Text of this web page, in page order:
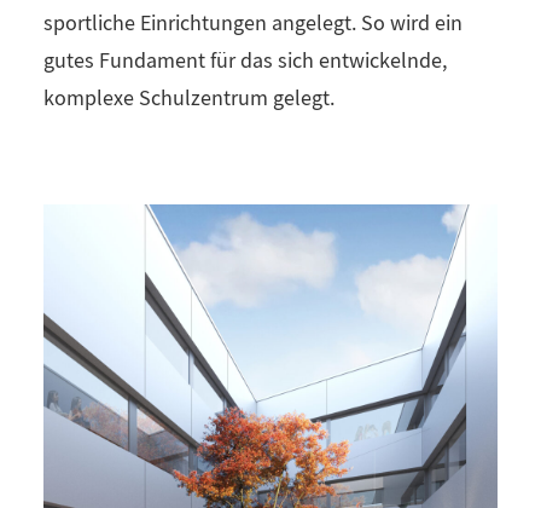
sportliche Einrichtungen angelegt. So wird ein
gutes Fundament für das sich entwickelnde,
komplexe Schulzentrum gelegt.